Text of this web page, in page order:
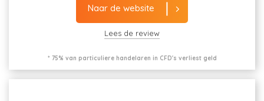
Naar de website
Lees de review
* 75% van particuliere handelaren in CFD's verliest geld